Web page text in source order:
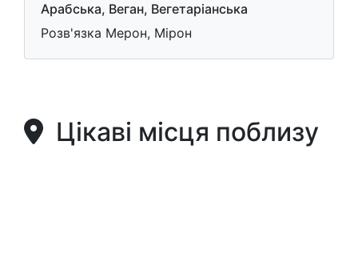
Арабська, Веган, Вегетаріанська
Розв'язка Мерон, Мірон
Цікаві місця поблизу